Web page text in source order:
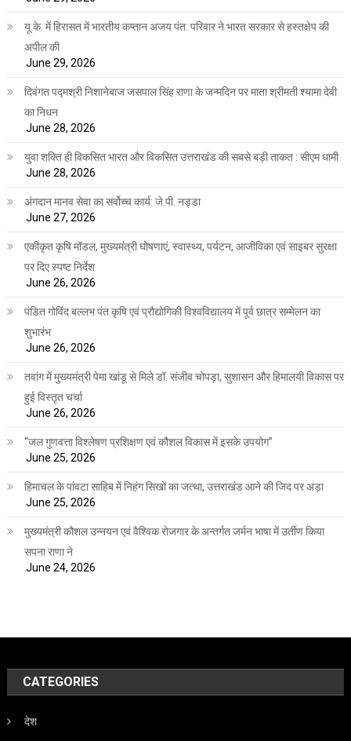
यू.के. में हिरासत में भारतीय कप्तान अजय पंत: परिवार ने भारत सरकार से हस्तक्षेप की
अपील की
June 29, 2026
दिवंगत पद्मश्री निशानेबाज जसपाल सिंह राणा के जन्मदिन पर माता श्रीमती श्यामा देवी
का निधन
June 28, 2026
युवा शक्ति ही विकसित भारत और विकसित उत्तराखंड की सबसे बड़ी ताकत : सीएम धामी
June 28, 2026
अंगदान मानव सेवा का सर्वोच्च कार्य: जे.पी. नड्डा
June 27, 2026
एकीकृत कृषि मॉडल, मुख्यमंत्री घोषणाएं, स्वास्थ्य, पर्यटन, आजीविका एवं साइबर सुरक्षा
पर दिए स्पष्ट निर्देश
June 26, 2026
पंडित गोविंद बल्लभ पंत कृषि एवं प्रौद्योगिकी विश्वविद्यालय में पूर्व छात्र सम्मेलन का
शुभारंभ
June 26, 2026
तवांग में मुख्यमंत्री पेमा खांडू से मिले डॉ. संजीव चोपड़ा, सुशासन और हिमालयी विकास पर
हुई विस्तृत चर्चा
June 26, 2026
“जल गुणवत्ता विश्लेषण प्रशिक्षण एवं कौशल विकास में इसके उपयोग”
June 25, 2026
हिमाचल के पांवटा साहिब में निहंग सिखों का जत्था, उत्तराखंड आने की जिद पर अड़ा
June 25, 2026
मुख्यमंत्री कौशल उन्नयन एवं वैश्विक रोजगार के अन्तर्गत जर्मन भाषा में उर्तीण किया
सपना राणा ने
June 24, 2026
CATEGORIES
देश